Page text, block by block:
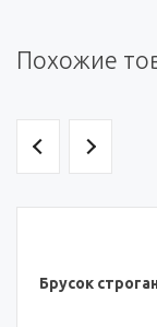
Похожие
Брусок